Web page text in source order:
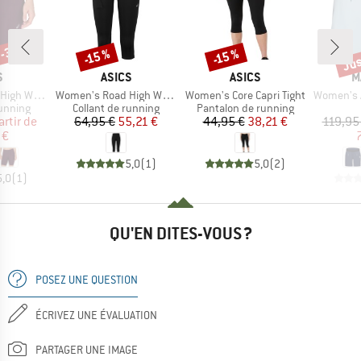
Sprinter
réduit
de
(1)
%
MARQUE
ASICS
Article
Women's Road High Waist Capri Tight
Product group
Collant de running
Prix
64,95 €Prix réduit
55,21 €
5,0(1)
Remise
-15 %
MARQUE
ASICS
Article
Women's Core Capri Tight
Product group
Pantalon de running
Prix
44,95 €Prix réduit
38,21 €
5,0(2)
Remise
-15 %
Article
Women's
QU'EN DITES-VOUS ?
POSEZ UNE QUESTION
ÉCRIVEZ UNE ÉVALUATION
PARTAGER UNE IMAGE